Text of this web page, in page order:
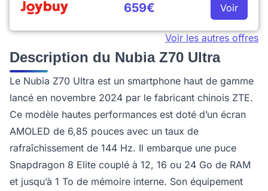
659€ Voir
Voir les autres offres
Description du Nubia Z70 Ultra
Le Nubia Z70 Ultra est un smartphone haut de gamme
lancé en novembre 2024 par le fabricant chinois ZTE.
Ce modèle hautes performances est doté d’un écran
AMOLED de 6,85 pouces avec un taux de
rafraîchissement de 144 Hz. Il embarque une puce
Snapdragon 8 Elite couplé à 12, 16 ou 24 Go de RAM
et jusqu’à 1 To de mémoire interne. Son équipement